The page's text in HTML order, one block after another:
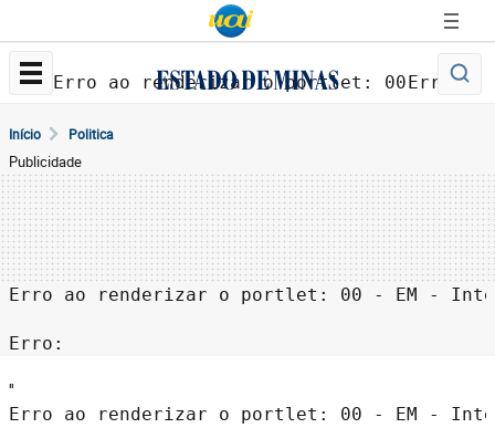
Erro ao renderizar o portlet: 00 - EM -
Erro:
Início Politica
Publicidade
Erro ao renderizar o portlet: 00 - EM -
Erro:
''
Erro ao renderizar o portlet: 00 - EM -